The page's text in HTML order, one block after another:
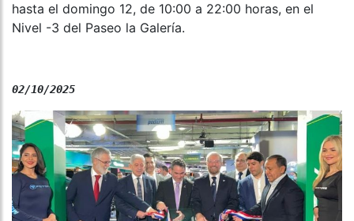
hasta el domingo 12, de 10:00 a 22:00 horas, en el
Nivel -3 del Paseo la Galería.
02/10/2025